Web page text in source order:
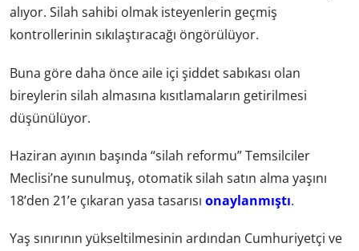
alıyor. Silah sahibi olmak isteyenlerin geçmiş
kontrollerinin sıkılaştıracağı öngörülüyor.
Buna göre daha önce aile içi şiddet sabıkası olan
bireylerin silah almasına kısıtlamaların getirilmesi
düşünülüyor.
Haziran ayının başında “silah reformu” Temsilciler
Meclisi’ne sunulmuş, otomatik silah satın alma yaşını
18’den 21’e çıkaran yasa tasarısı onaylanmıştı.
Yaş sınırının yükseltilmesinin ardından Cumhuriyetçi ve